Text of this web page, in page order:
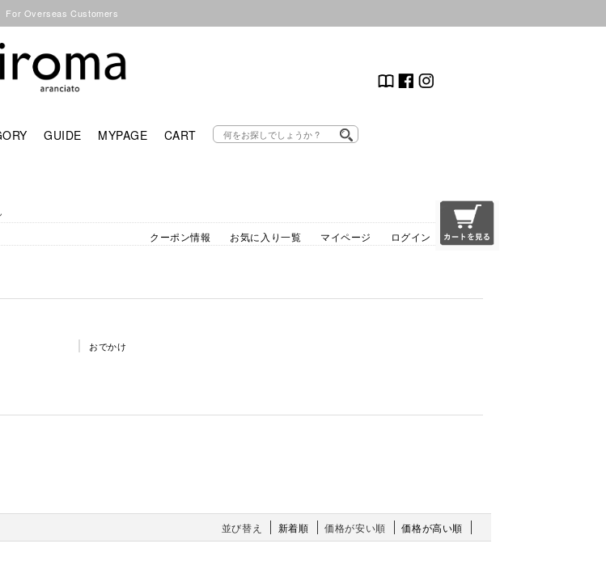
For Overseas Customers
GUIDE MYPAGE CART
クーポン情報
お気に入り一覧 マイページ ログイン
おでかけ
並び替え 新着順 価格が安い順 価格が高い順